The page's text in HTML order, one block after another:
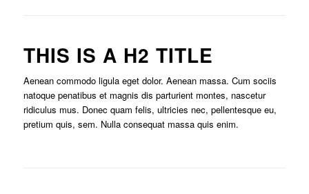
THIS IS A H2 TITLE
Aenean commodo ligula eget dolor. Aenean massa. Cum sociis
natoque penatibus et magnis dis parturient montes, nascetur
ridiculus mus. Donec quam felis, ultricies nec, pellentesque eu,
pretium quis, sem. Nulla consequat massa quis enim.